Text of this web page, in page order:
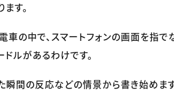
す。
の中で、スマートフォンの画面を指で
ドルがあるわけです。
間の反応などの情景から書き始めます